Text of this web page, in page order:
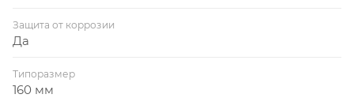
Защита от коррозии
Да
Типоразмер
160 мм